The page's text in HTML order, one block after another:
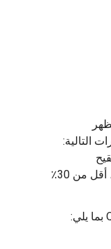
التالية:
الاصطناعي ، 35٪ - نساء أقل من 39 عامًا ، أقل من 30٪